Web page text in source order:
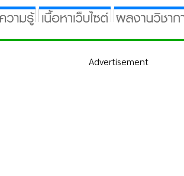
Advertisement